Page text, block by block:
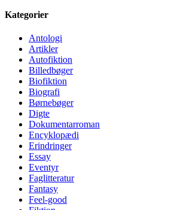
Kategorier
Antologi
Artikler
Autofiktion
Billedbøger
Biofiktion
Biografi
Børnebøger
Digte
Dokumentarroman
Encyklopædi
Erindringer
Essay
Eventyr
Faglitteratur
Fantasy
Feel-good